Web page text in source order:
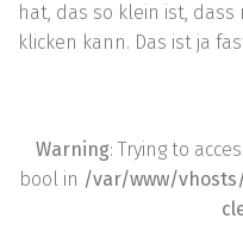
hat, das so klein ist,
klicken kann. Das ist ja
Warning: Trying to
bool in /var/www/